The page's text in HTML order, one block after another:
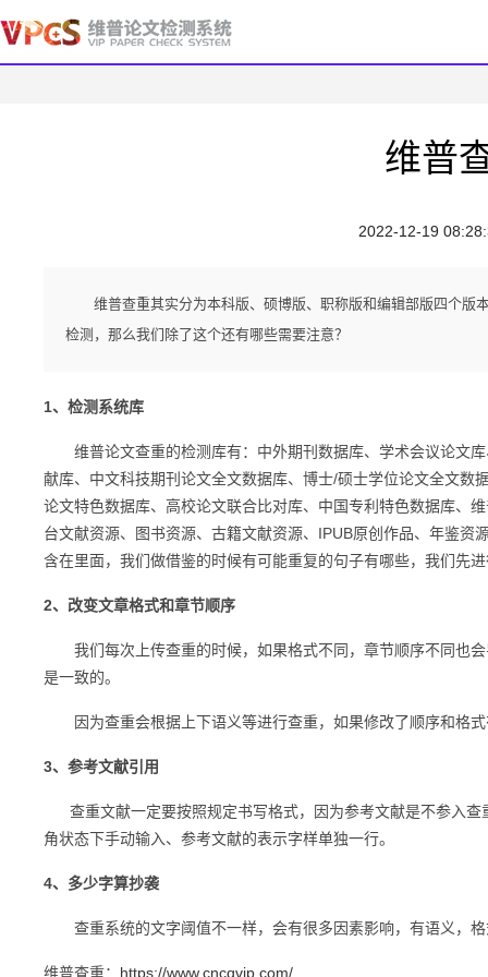
维普
2022-12-19
维普查重其实分为本科版、硕博版、职称版和编辑部版四个版
检测，那么我们除了这个还有哪些需要注意？
1、检测系统库
维普论文查重的检测库有：中外期刊数据库、学术会议论文库
献库、中文科技期刊论文全文数据库、博士/硕士学位论文全文
论文特色数据库、高校论文联合比对库、中国专利特色数据库、
台文献资源、图书资源、古籍文献资源、IPUB原创作品、年鉴
含在里面，我们做借鉴的时候有可能重复的句子有哪些，我们先
2、改变文章格式和章节顺序
我们每次上传查重的时候，如果格式不同，章节顺序不同也会
是一致的。
因为查重会根据上下语义等进行查重，如果修改了顺序和格式
3、参考文献引用
查重文献一定要按照规定书写格式，因为参考文献是不参入查
角状态下手动输入、参考文献的表示字样单独一行。
4、多少字算抄袭
查重系统的文字阈值不一样，会有很多因素影响，有语义，格
维普查重： https://www.cncqvip.com/